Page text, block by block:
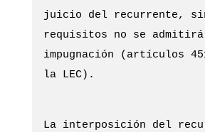
juicio del recurrente,
requisitos no se
impugnación (artículos
la LEC).
La interposición del